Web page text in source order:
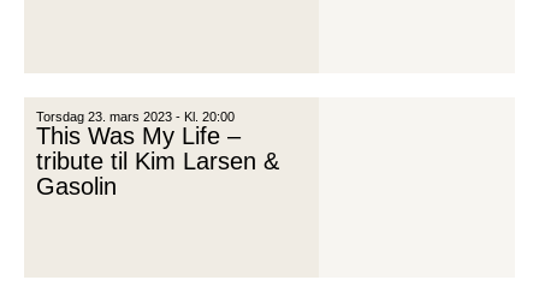
Torsdag 23. mars 2023 - Kl. 20:00
This Was My Life –
tribute til Kim Larsen &
Gasolin